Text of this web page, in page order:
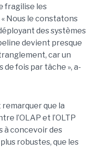
fragilise les
Nous le constatons
des systèmes
devient presque
car un
de fois par tâche », a-
que la
l’OLAP et l’OLTP
à concevoir des
robustes, que les